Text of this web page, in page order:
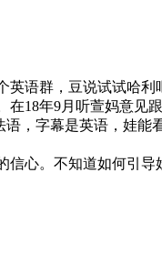
语群，豆说试试哈
18年9月听萱妈意见
，字幕是英语，娃能
心。不知道如何引